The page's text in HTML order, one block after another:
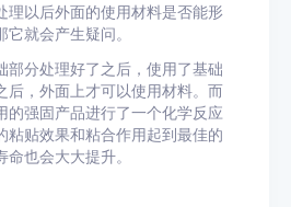
理以后外面的使用材料是否能形
就会产生疑问。
部分处理好了之后，使用了基础
后，外面上才可以使用材料。而
的强固产品进行了一个化学反应
粘贴效果和粘合作用起到最佳的
也会大大提升。